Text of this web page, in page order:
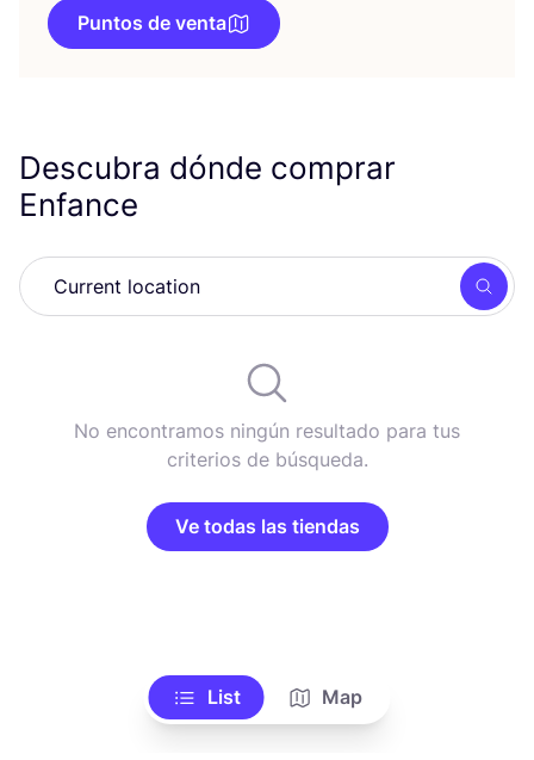
Puntos de venta
Descubra dónde comprar
Enfance
No encontramos ningún resultado para tus
criterios de búsqueda.
Ve todas las tiendas
List Map